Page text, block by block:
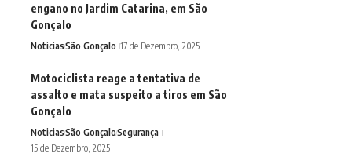
engano no Jardim Catarina, em São
Gonçalo
NoticiasSão Gonçalo 17 de Dezembro, 2025
Motociclista reage a tentativa de
assalto e mata suspeito a tiros em São
Gonçalo
NoticiasSão GonçaloSegurança
15 de Dezembro, 2025